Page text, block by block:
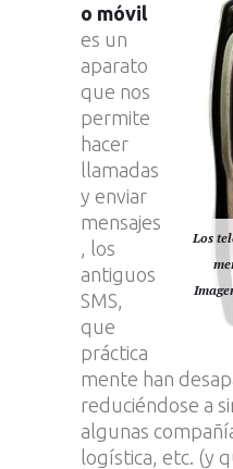
Los
o móvil
es un
aparato
que nos
permite
hacer
llamadas
y enviar
mensajes
, los
antiguos
SMS,
que
práctica
mente han
reduciéndose a
algunas
logística, etc. (y